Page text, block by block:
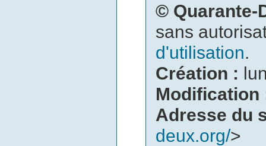
© Quarante-
sans
d'utilisation.
Création :
Adresse du
deux.org/>